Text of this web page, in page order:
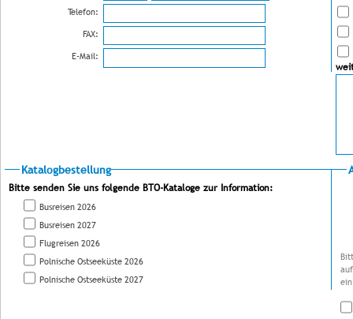
Telefon:
FAX:
E-Mail:
Katalogbestellung
Bitte senden Sie uns folgende BTO-Kataloge zur Information:
Busreisen 2026
Busreisen 2027
Flugreisen 2026
Polnische Ostseeküste 2026
Polnische Ostseeküste 2027